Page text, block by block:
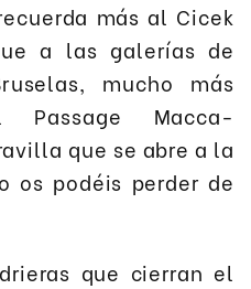
más al Cicek
a las galerías de
mucho más
Passage Macca-
que se abre a la
os podéis perder de
que cierran el